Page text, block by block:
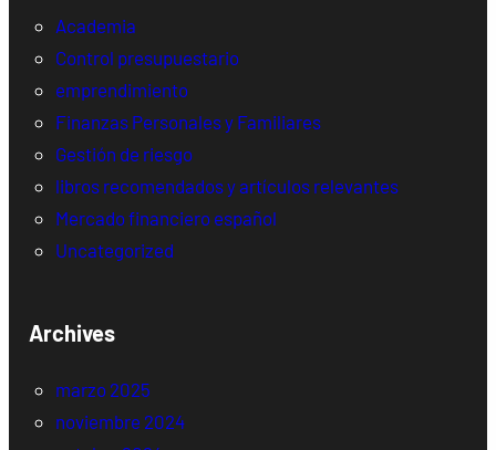
Academia
Control presupuestario
emprendimiento
Finanzas Personales y Familiares
Gestión de riesgo
libros recomendados y artículos relevantes
Mercado financiero español
Uncategorized
Archives
marzo 2025
noviembre 2024